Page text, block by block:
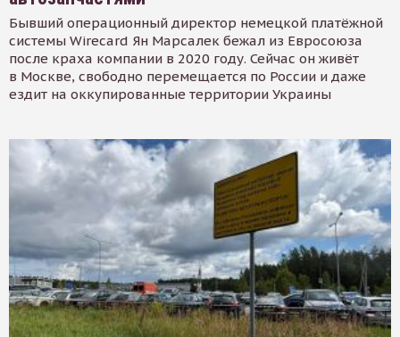
Бывший операционный директор немецкой платёжной
системы Wirecard Ян Марсалек бежал из Евросоюза
после краха компании в 2020 году. Сейчас он живёт
в Москве, свободно перемещается по России и даже
ездит на оккупированные территории Украины